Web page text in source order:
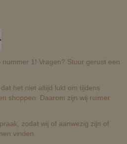
1! Vragen? Stuur gerust een
het niet altijd lukt om tijdens
shoppen. Daarom zijn wij ruimer
zodat wij of aanwezig zijn of
vinden.